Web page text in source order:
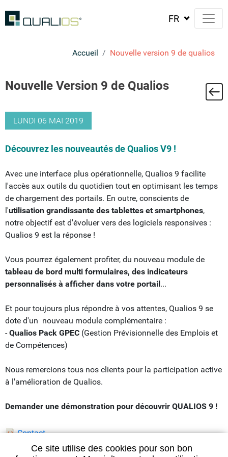
Accueil Nouvelle version 9 de qualios
Nouvelle Version 9 de Qualios
LUNDI 06 MAI 2019
Découvrez les nouveautés de Qualios V9 !
Avec une interface plus opérationnelle, Qualios 9 facilite
l'accès aux outils du quotidien tout en optimisant les temps
de chargement des portails. En outre, conscients de
l'utilisation grandissante des tablettes et smartphones,
notre objectif est d'évoluer vers des logiciels responsives :
Qualios 9 est la réponse !
Vous pourrez également profiter, du nouveau module de
tableau de bord multi formulaires, des indicateurs
personnalisés à afficher dans votre portail...
Et pour toujours plus répondre à vos attentes, Qualios 9 se
dote d'un nouveau module complémentaire :
-Qualios Pack GPEC (Gestion Prévisionnelle des Emplois et
de Compétences)
Nous remercions tous nos clients pour la participation active
à l'amélioration de Qualios.
Demander une démonstration pour découvrir QUALIOS 9 !
Contact
Ce site utilise des cookies pour son bon